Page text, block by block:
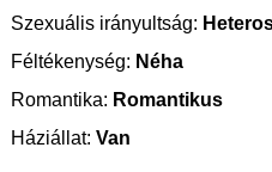
Szexuális irányultság:
Féltékenység: Néha
Romantika: Romantikus
Háziállat: Van